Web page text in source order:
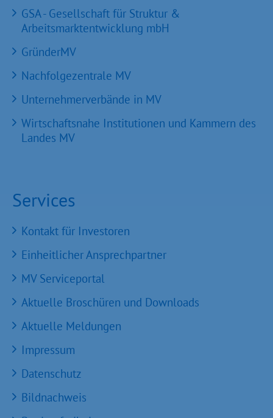
GSA - Gesellschaft für Struktur &
Arbeitsmarktentwicklung mbH
GründerMV
Nachfolgezentrale MV
Unternehmerverbände in MV
Wirtschaftsnahe Institutionen und Kammern des
Landes MV
Services
Kontakt für Investoren
Einheitlicher Ansprechpartner
MV Serviceportal
Aktuelle Broschüren und Downloads
Aktuelle Meldungen
Impressum
Datenschutz
Bildnachweis